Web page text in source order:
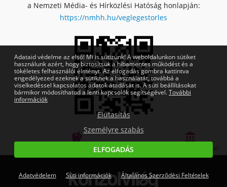
a Nemzeti Média- és Hírközlési Hatóság honlapján:
https://nmhh.hu/veglegestorles
Bankmentes részletfizetés
Adataid védelme az első! Mi is sütizünk! A weboldalunkon sütiket
használunk azért, hogy biztosítsuk a hibamentes működést és a
tökéletes felhasználói élményt. Az elfogadás gombra kattintva
engedélyezed ezeknek a sütiknek a használatát, továbbá a
viselkedéssel kapcsolatos adatok átadását is. A süti beállításokat
bármikor módosíthatod a lenti kapcsolók segítségével.További
információk
Elutasítás
Személyre szabás
ELFOGADÁS
Adatvédelem Süti információk Általános Szerződési Feltételek